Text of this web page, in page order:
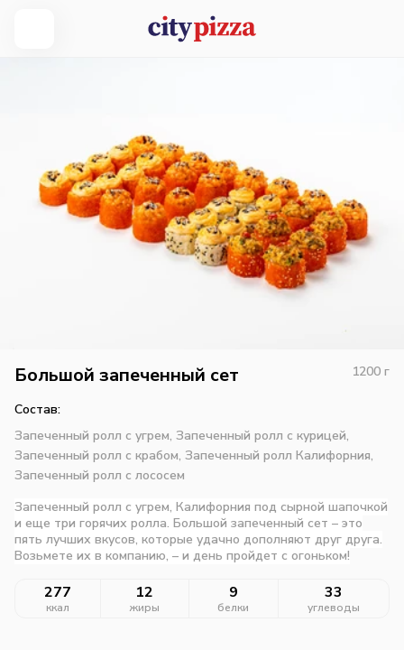
Большой запеченный сет 1200 г
Состав:
Запеченный ролл с угрем, Запеченный ролл с курицей,
Запеченный ролл с крабом, Запеченный ролл Калифорния,
Запеченный ролл с лососем
Запеченный ролл с угрем, Калифорния под сырной шапочкой
и еще три горячих ролла. Большой запеченный сет – это
пять лучших вкусов, которые удачно дополняют друг друга.
Возьмете их в компанию, – и день пройдет с огоньком!
277
ккал
12
жиры
9
белки
33
углеводы